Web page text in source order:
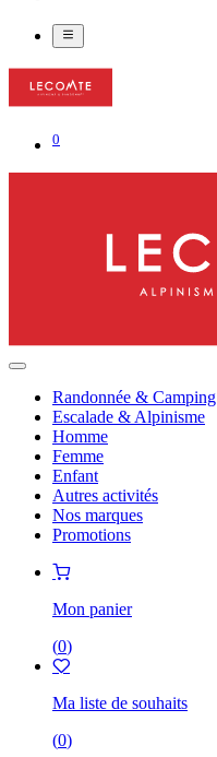
0
Randonnée & Camping
Escalade & Alpinisme
Homme
Femme
Enfant
Autres activités
Nos marques
Promotions
Mon panier
(0)
Ma liste de souhaits
(0)